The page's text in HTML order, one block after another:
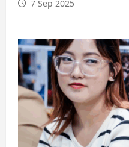
7 Sep 2025